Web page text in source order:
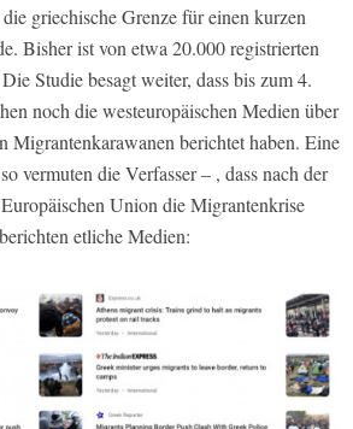
griechische Grenze für einen kurzen
Bisher ist von etwa 20.000 registrierten
Studie besagt weiter, dass bis zum 4.
noch die westeuropäischen Medien über
Migrantenkarawanen berichtet haben. Eine
vermuten die Verfasser – , dass nach der
Union die Migrantenkrise
etliche Medien: